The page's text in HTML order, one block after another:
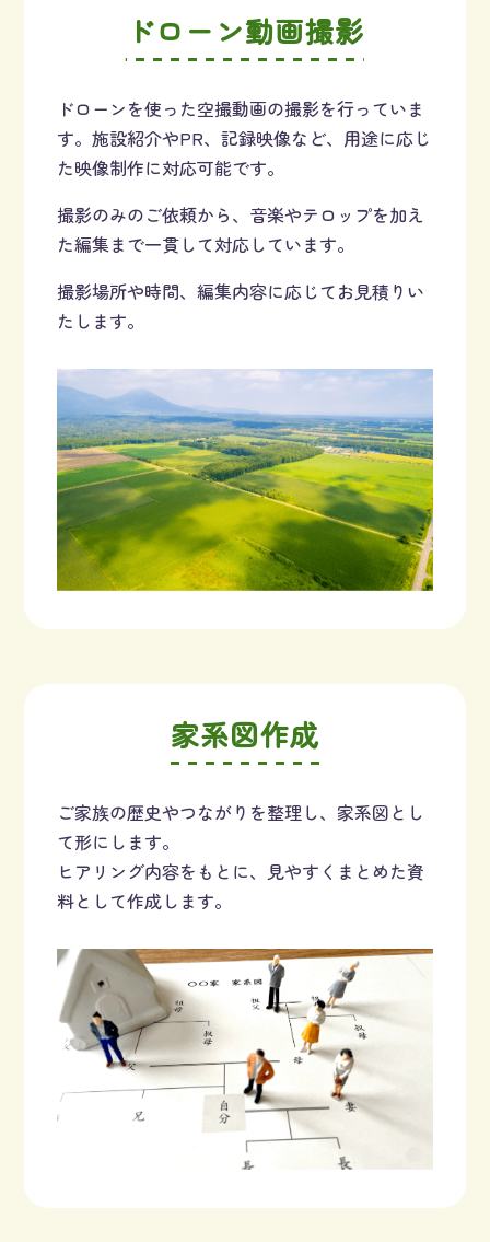
ドローン動画撮影
ドローンを使った空撮動画の撮影を行っていま
す。施設紹介やPR、記録映像など、用途に応じ
た映像制作に対応可能です。
撮影のみのご依頼から、音楽やテロップを加え
た編集まで一貫して対応しています。
撮影場所や時間、編集内容に応じてお見積りい
たします。
家系図作成
ご家族の歴史やつながりを整理し、家系図とし
て形にします。
ヒアリング内容をもとに、見やすくまとめた資
料として作成します。